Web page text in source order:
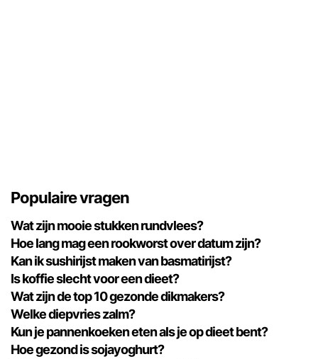
Populaire vragen
Wat zijn mooie stukken rundvlees?
Hoe lang mag een rookworst over datum zijn?
Kan ik sushirijst maken van basmatirijst?
Is koffie slecht voor een dieet?
Wat zijn de top 10 gezonde dikmakers?
Welke diepvries zalm?
Kun je pannenkoeken eten als je op dieet bent?
Hoe gezond is sojayoghurt?